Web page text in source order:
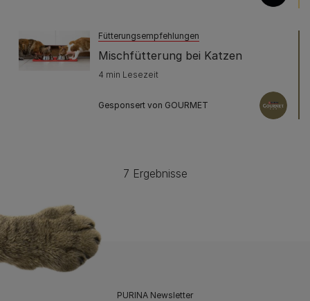
Fütterungsempfehlungen
Mischfütterung bei Katzen
4 min Lesezeit
Gesponsert von GOURMET
7 Ergebnisse
PURINA Newsletter